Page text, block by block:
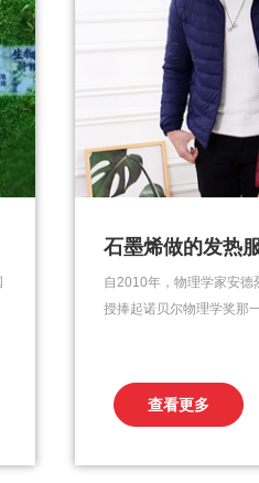
石墨烯做的发热
自2010年，物理学家安德
授捧起诺贝尔物理学奖那
车、飞机和卫星这些方面
开发，而它本身的特点又
查看更多